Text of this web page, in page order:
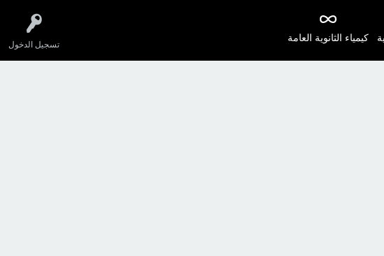
تسجيل الدخول
كيمياء الثانوية العامة